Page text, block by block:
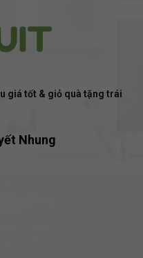
giá tốt & giỏ quà tặng trái
Nhung